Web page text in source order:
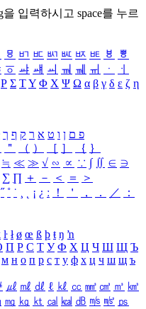
을 입력하시고 space를 누르
ㅱ ㅲ ㅳ ㅴ ㅵ ㅶ ㅷ ㅸ
ㅹ
ㆆ ㆇ ㆈ ㆉ ㆊ ㆋ ㆌ ㆍ
ㆎ
Ρ Σ ΤΥ Φ Χ Ψ Ω α β γ δ ε ζ η
פ ם ן ו ט א ר ק ף ך
＂ （ ） ［ ］ ｛ ｝
≒ ≪ ≫ √ ∽ ∝ ∵ ∫ ∬ ∈ ∋
∑ ∏ ＋ － ＜ ＝
＞
˝ ˚ ˙ ¸ ¡ ¿ ː ！ ＇ ， ． ／
：
ŀ ł ø œ ß þ ŧ ŋ ŉ
П Р С Т У Ф Х Ц Ч Ш Щ Ъ
м н о п р с т у ф х ц ч ш щ ъ
㎕ ㎖ ㎗ ℓ ㎘ ㏄ ㎣ ㎤ ㎥ ㎦
㎎ ㎏ ㏏ ㎈ ㎉ ㏈ ㎧ ㎨ ㎰